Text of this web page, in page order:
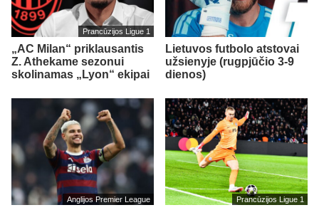
Prancūzijos Ligue 1
„AC Milan“ priklausantis
Z. Athekame sezonui
skolinamas „Lyon“ ekipai
Lietuvos futbolo atstovai
užsienyje (rugpjūčio 3-9
dienos)
Anglijos Premier League Prancūzijos Ligue 1